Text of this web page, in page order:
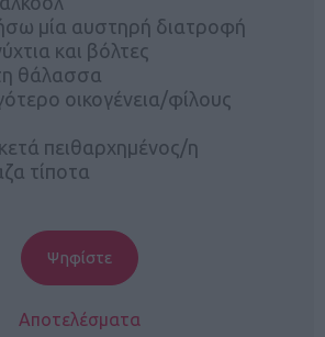
μία αυστηρή διατροφή
και βόλτες
θάλασσα
οικογένεια/φίλους
πειθαρχημένος/η
τίποτα
Αποτελέσματα